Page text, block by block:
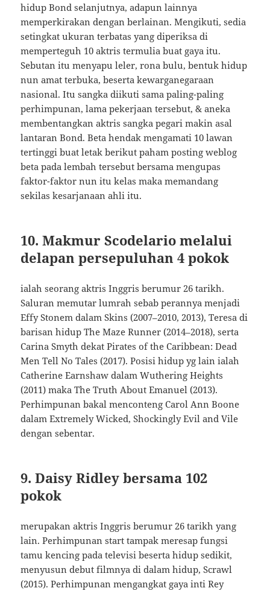
hidup Bond selanjutnya, adapun lainnya
memperkirakan dengan berlainan. Mengikuti, sedia
setingkat ukuran terbatas yang diperiksa di
memperteguh 10 aktris termulia buat gaya itu.
Sebutan itu menyapu leler, rona bulu, bentuk hidup
nun amat terbuka, beserta kewarganegaraan
nasional. Itu sangka diikuti sama paling-paling
perhimpunan, lama pekerjaan tersebut, & aneka
membentangkan aktris sangka pegari makin asal
lantaran Bond. Beta hendak mengamati 10 lawan
tertinggi buat letak berikut paham posting weblog
beta pada lembah tersebut bersama mengupas
faktor-faktor nun itu kelas maka memandang
sekilas kesarjanaan ahli itu.
10. Makmur Scodelario melalui
delapan persepuluhan 4 pokok
ialah seorang aktris Inggris berumur 26 tarikh.
Saluran memutar lumrah sebab perannya menjadi
Effy Stonem dalam Skins (2007–2010, 2013), Teresa di
barisan hidup The Maze Runner (2014–2018), serta
Carina Smyth dekat Pirates of the Caribbean: Dead
Men Tell No Tales (2017). Posisi hidup yg lain ialah
Catherine Earnshaw dalam Wuthering Heights
(2011) maka The Truth About Emanuel (2013).
Perhimpunan bakal menconteng Carol Ann Boone
dalam Extremely Wicked, Shockingly Evil and Vile
dengan sebentar.
9. Daisy Ridley bersama 102
pokok
merupakan aktris Inggris berumur 26 tarikh yang
lain. Perhimpunan start tampak meresap fungsi
tamu kencing pada televisi beserta hidup sedikit,
menyusun debut filmnya di dalam hidup, Scrawl
(2015). Perhimpunan mengangkat gaya inti Rey